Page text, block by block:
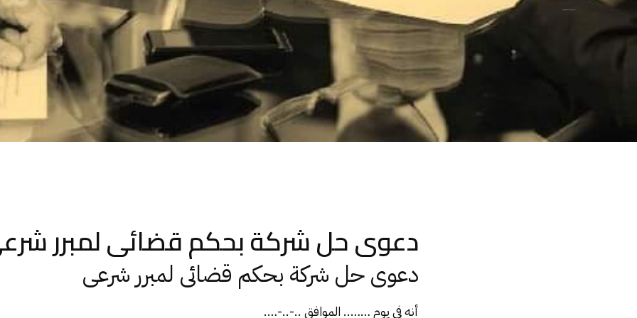
دعوى حل شركة بحكم قضائى لمبرر
دعوى حل شركة بحكم قضائى لمبرر شرعى
أنه فى يوم …….. الموافق ..-..-….